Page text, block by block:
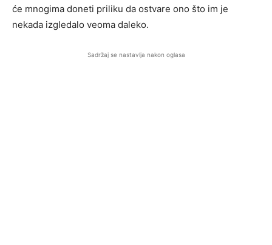
će mnogima doneti priliku da ostvare ono što im je
nekada izgledalo veoma daleko.
Sadržaj se nastavlja nakon oglasa